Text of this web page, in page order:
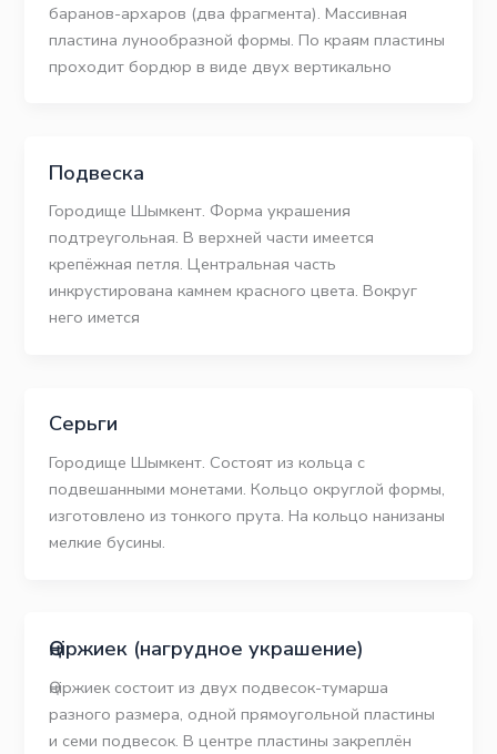
баранов-архаров (два фрагмента). Массивная
пластина лунообразной формы. По краям пластины
проходит бордюр в виде двух вертикально
Подвеска
Городище Шымкент. Форма украшения
подтреугольная. В верхней части имеется
крепёжная петля. Центральная часть
инкрустирована камнем красного цвета. Вокруг
него имется
Серьги
Городище Шымкент. Состоят из кольца с
подвешанными монетами. Кольцо округлой формы,
изготовлено из тонкого прута. На кольцо нанизаны
мелкие бусины.
Өңіржиек (нагрудное украшение)
Өңіржиек состоит из двух подвесок-тумарша
разного размера, одной прямоугольной пластины
и семи подвесок. В центре пластины закреплён